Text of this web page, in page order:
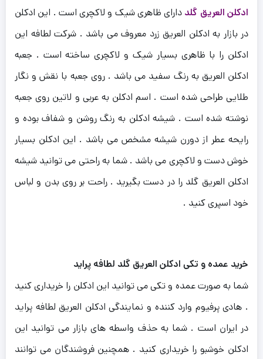
ادکلن العریق گلد دارای ظاهری شیک و لاکچری است . این ادکلن
در بازار به ادکلن العریق زرد معروف می باشد . شرکت لطافه این
ادکلن را با ظاهری بسیار شیک و لاکچری ساخته است . جعبه
ادکلن العریق به رنگ سفید می باشد . روی جعبه با نقش و نگار
طلایی طراحی شده است . اسم ادکلن به عربی و لاتین روی جعبه
نوشته شده است . شیشه ادکلن به رنگ روشن و شفاف بوده و
رایحه عطر از دورن شیشه مشخص می باشد . این ادکلن بسیار
خوش دست و لاکچری می باشد . شما به راحتی می توانید شیشه
ادکلن العریق گلد را در دست بگیرید . راحت بر روی بدن و لباس
خود اسپری کنید .
خرید عمده و تکی ادکلن العریق گلد لطافه پراید
شما به صورت عمده و تکی می توانید این ادکلن را خریداری کنید
. هادی پرفیوم وارد کننده و نمایندگی ادکلن العریق لطافه پراید
در ایران است . شما به حذف واسطه های بازار می توانید این
ادکلن خوشبو را خریداری کنید . همچنین فروشندگان می توانند